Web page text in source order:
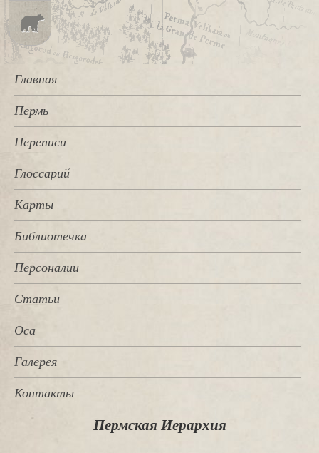
Главная
Пермь
Переписи
Глоссарий
Карты
Библиотечка
Персоналии
Статьи
Оса
Галерея
Контакты
Пермская Иерархия